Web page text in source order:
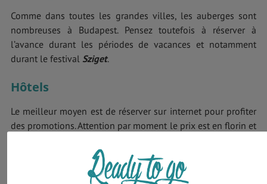
Comme dans toutes les grandes villes, les auberges sont
nombreuses à Budapest. Pensez toutefois à réserver à
l’avance durant les périodes de vacances et notamment
durant le festival Sziget.
Hôtels
Le meilleur moyen est de réserver sur internet pour profiter
des promotions. Attention par moment le prix est en florin et
centre-ville et dans de beaux bâtiments un peu anciens.